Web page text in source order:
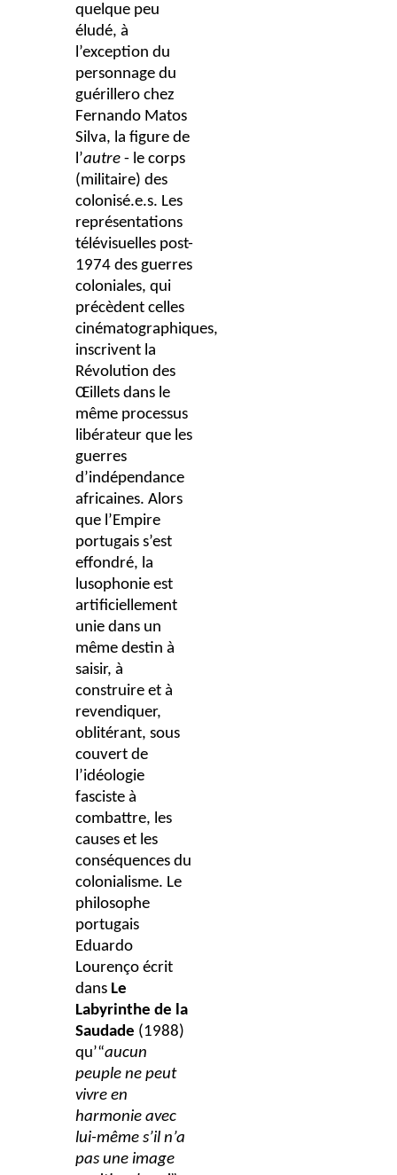
quelque peu
éludé, à
l’exception du
personnage du
guérillero chez
Fernando Matos
Silva, la figure de
l’autre - le corps
(militaire) des
colonisé.e.s. Les
représentations
télévisuelles post-
1974 des guerres
coloniales, qui
précèdent celles
cinématographiques,
inscrivent la
Révolution des
Œillets dans le
même processus
libérateur que les
guerres
d’indépendance
africaines. Alors
que l’Empire
portugais s’est
effondré, la
lusophonie est
artificiellement
unie dans un
même destin à
saisir, à
construire et à
revendiquer,
oblitérant, sous
couvert de
l’idéologie
fasciste à
combattre, les
causes et les
conséquences du
colonialisme. Le
philosophe
portugais
Eduardo
Lourenço écrit
dans Le
Labyrinthe de la
Saudade (1988)
qu’“aucun
peuple ne peut
vivre en
harmonie avec
lui-même s’il n’a
pas une image